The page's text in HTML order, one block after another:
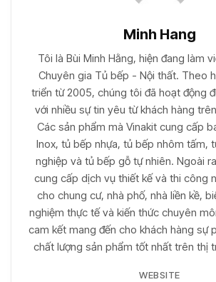
Minh Hang
Tôi là Bùi Minh Hằng, hiện đang làm
Chuyên gia Tủ bếp - Nội thất. Theo
triển từ 2005, chúng tôi đã hoạt động
với nhiều sự tin yêu từ khách hàng
Các sản phẩm mà Vinakit cung cấp
Inox, tủ bếp nhựa, tủ bếp nhôm tấm,
nghiệp và tủ bếp gỗ tự nhiên. Ngoài
cung cấp dịch vụ thiết kế và thi công
cho chung cư, nhà phố, nhà liền kề,
nghiệm thực tế và kiến thức chuyên
cam kết mang đến cho khách hàng sự
chất lượng sản phẩm tốt nhất trên thị
WEBSITE